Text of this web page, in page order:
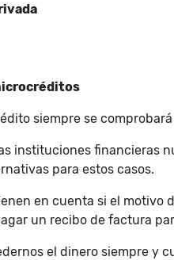
siempre se
instituciones financieras
para estos casos.
en cuenta si el
un recibo de factura
el dinero siempre y